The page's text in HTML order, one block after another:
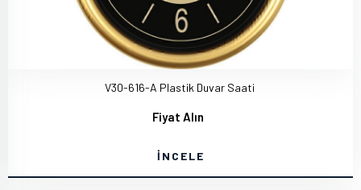
V30-616-A Plastik Duvar Saati
Fiyat Alın
İNCELE